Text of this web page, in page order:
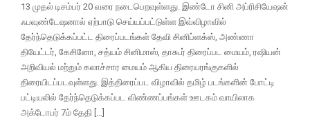
13 முதல் டிசம்பர் 20 வரை நடைபெறவுள்ளது. இண்டோ சினி அப்ரிசியேஷன்
ஃபவுண்டேஷனால் ஏற்பாடு செய்யப்பட்டுள்ள இவ்விழாவில்
தேர்ந்தெடுக்கப்பட்ட திரைப்படங்கள் தேவி சினிப்ளக்ஸ், அண்ணா
தியேட்டர், கேசினோ, சத்யம் சினிமாஸ், தாகூர் திரைப்பட மையம், ரஷியன்
அறிவியல் மற்றும் கலாச்சார மையம் ஆகிய திரையரங்குகளில்
திரையிடப்படவுள்ளது. இத்திரைப்பட விழாவில் தமிழ் படங்களின் போட்டி
பட்டியலில் தேர்ந்தெடுக்கப்பட விண்ணப்பங்கள் ஊடகம் வாயிலாக
அக்டோபர் 7ம் தேதி […]